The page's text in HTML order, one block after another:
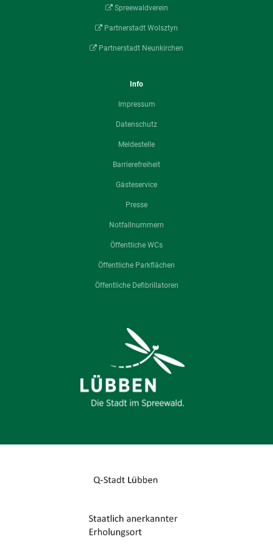
Spreewaldverein
Partnerstadt Wolsztyn
Partnerstadt Neunkirchen
Info
Impressum
Datenschutz
Meldestelle
Barrierefreiheit
Gästeservice
Presse
Notfallnummern
Öffentliche WCs
Öffentliche Parkflächen
Öffentliche Defibrillatoren